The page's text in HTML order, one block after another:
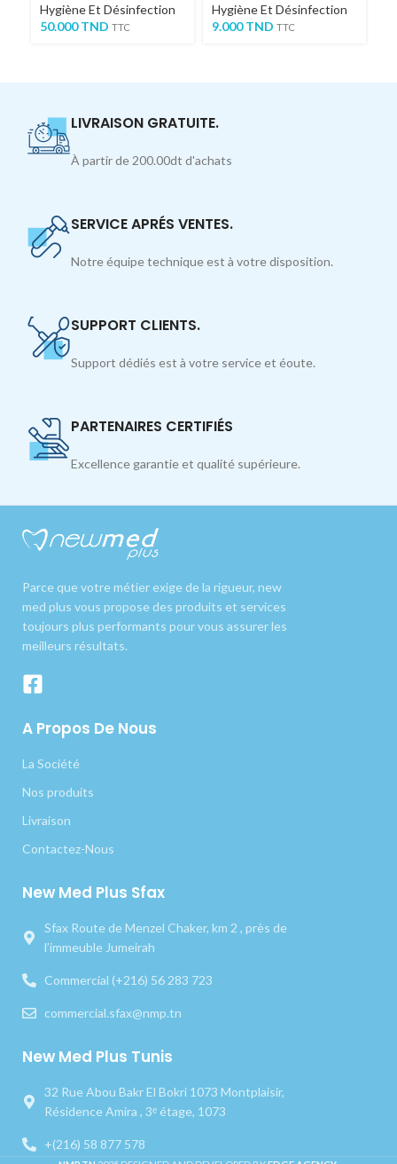
/ 1L
Hygiène Et Désinfection
50.000TND TTC
Hygiène Et Désinfection
9.000TND TTC
LIVRAISON GRATUITE.
À partir de 200.00dt d'achats
SERVICE APRÉS VENTES.
Notre équipe technique est à votre disposition.
SUPPORT CLIENTS.
Support dédiés est à votre service et éoute.
PARTENAIRES CERTIFIÉS
Excellence garantie et qualité supérieure.
Parce que votre métier exige de la rigueur, new
med plus vous propose des produits et services
toujours plus performants pour vous assurer les
meilleurs résultats.
A Propos De Nous
La Société
Nos produits
Livraison
Contactez-Nous
New Med Plus Sfax
Sfax Route de Menzel Chaker, km 2 , près de
l’immeuble Jumeirah
Commercial (+216) 56 283 723
commercial.sfax@nmp.tn
New Med Plus Tunis
32 Rue Abou Bakr El Bokri 1073 Montplaisir,
Résidence Amira , 3ᵉ étage, 1073
+(216) 58 877 578